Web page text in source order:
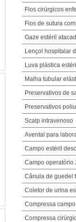
Fios cirúrgicos
Fios de sutura
Gaze estéril
Lençol hospitalar
Luva plástica
Malha tubular
Preservativos de
Preservativos
Scalp intravenoso
Avental para
Campo estéril
Campo operatório
Cânula de guedel
Coletor de urina
Compressa
Compressa